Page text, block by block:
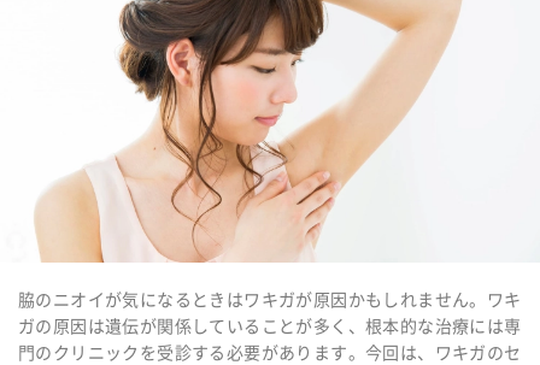
脇のニオイが気になるときはワキガが原因かもしれません。ワキ
ガの原因は遺伝が関係していることが多く、根本的な治療には専
門のクリニックを受診する必要があります。今回は、ワキガのセ